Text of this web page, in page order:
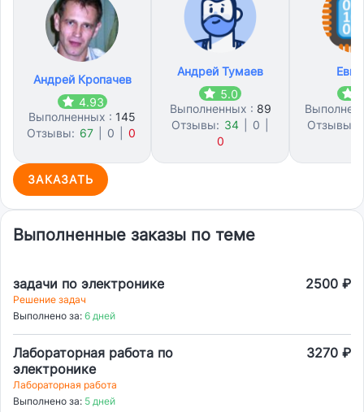
Андрей Кропачев
4.93
Выполненных : 145
Отзывы: 67 0 0
Андрей Тумаев
5.0
Выполненных : 89
Отзывы: 34 0
0
Отзывы:
ЗАКАЗАТЬ
Выполненные заказы по теме
задачи по электронике 2500 ₽
Решение задач
Выполнено за: 6 дней
Лабораторная работа по
электронике
3270 ₽
Лабораторная работа
Выполнено за: 5 дней